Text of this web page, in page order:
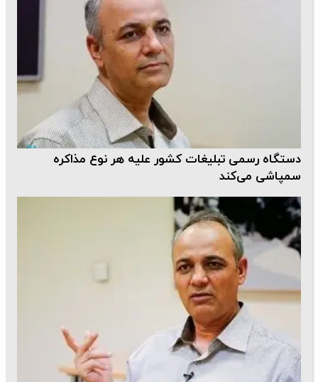
دستگاه رسمی تبلیغات کشور علیه هر نوع مذاکره
سمپاشی می‌کند